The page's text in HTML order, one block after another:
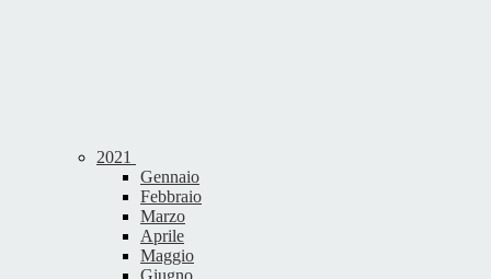
2021
Gennaio
Febbraio
Marzo
Aprile
Maggio